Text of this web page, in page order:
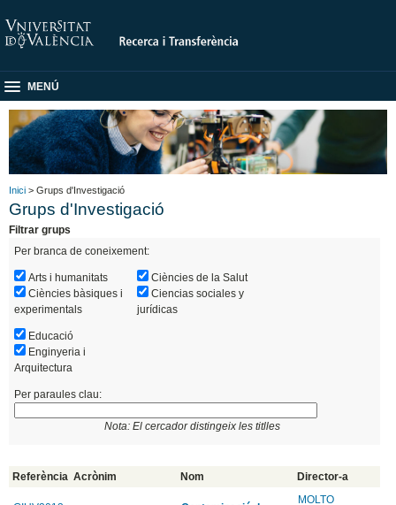
MENÚ
Inici > Grups d'Investigació
Grups d'Investigació
Filtrar grups
Per branca de coneixement:
Arts i humanitats
Ciències bàsiques i
experimentals
Ciències de la Salut
Ciencias sociales y
jurídicas
Educació
Enginyeria i
Arquitectura
Per paraules clau:
Nota: El cercador distingeix les titlles
Referència Acrònim Nom Director-a
MOLTO